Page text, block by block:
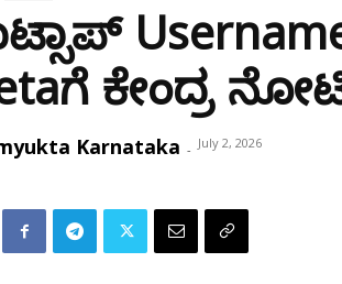
ಕೇಂದ್ರ
Karnataka - July 2, 2026